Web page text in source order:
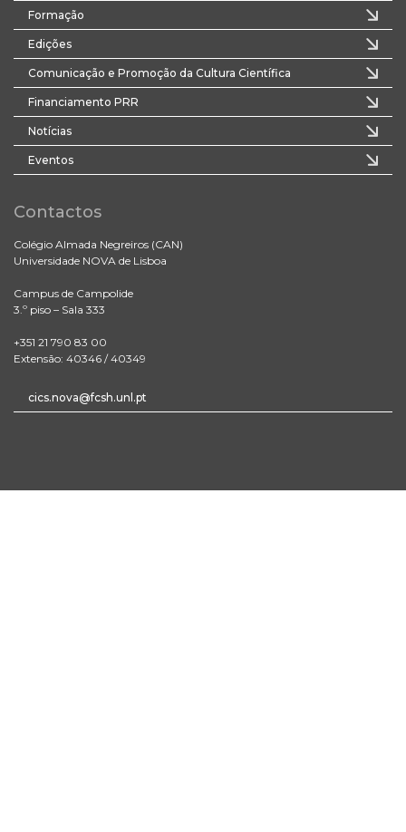
Formação
Edições
Comunicação e Promoção da Cultura Científica
Financiamento PRR
Notícias
Eventos
Contactos
Colégio Almada Negreiros (CAN)
Universidade NOVA de Lisboa
Campus de Campolide
3.º piso – Sala 333
+351 21 790 83 00
Extensão: 40346 / 40349
cics.nova@fcsh.unl.pt